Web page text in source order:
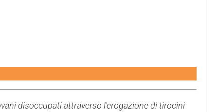
disoccupati attraverso l'erogazione di tirocini